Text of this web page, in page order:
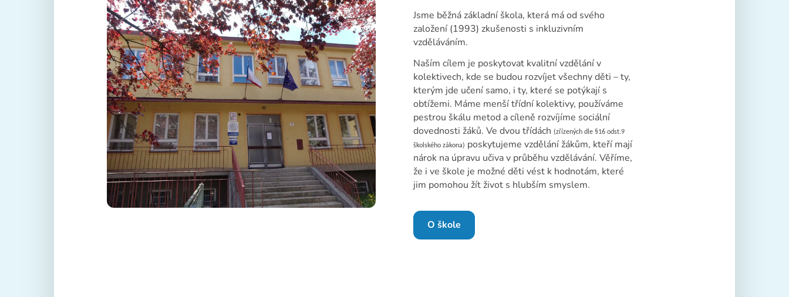
Jsme běžná základní škola, která má od svého
založení (1993) zkušenosti s inkluzivním
vzděláváním.
Naším cílem je poskytovat kvalitní vzdělání v
kolektivech, kde se budou rozvíjet všechny děti – ty,
kterým jde učení samo, i ty, které se potýkají s
obtížemi. Máme menší třídní kolektivy, používáme
pestrou škálu metod a cíleně rozvíjíme sociální
dovednosti žáků. Ve dvou třídách (zřízených dle §16 odst.9
školského zákona) poskytujeme vzdělání žákům, kteří mají
nárok na úpravu učiva v průběhu vzdělávání. Věříme,
že i ve škole je možné děti vést k hodnotám, které
jim pomohou žít život s hlubším smyslem.
O škole